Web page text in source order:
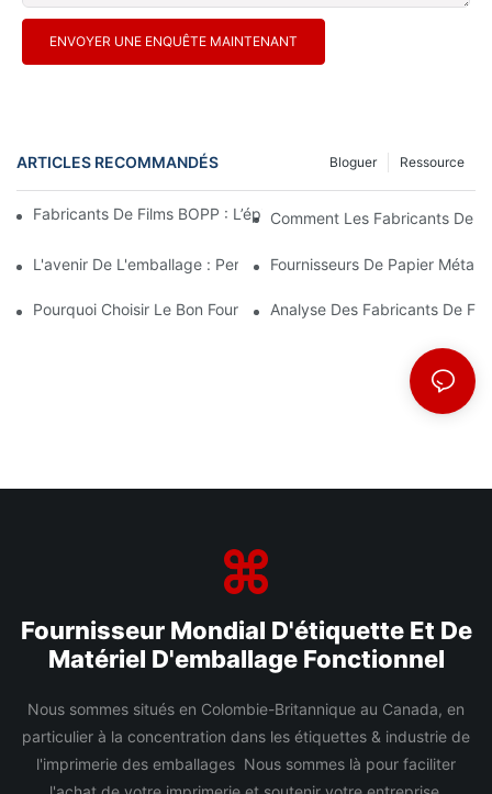
ENVOYER UNE ENQUÊTE MAINTENANT
ARTICLES RECOMMANDÉS Ressource
Bloguer
Fabricants De Films BOPP : L’épine Dorsale De L’emballage
Comment Les Fabricants De
L'avenir De L'emballage : Perspectives Des Principaux
Fournisseurs De Papier
Pourquoi Choisir Le Bon Fournisseur De Film BOPP Est
Analyse Des Fabricants De
Fournisseur Mondial D'étiquette Et De
Matériel D'emballage Fonctionnel
Nous sommes situés en Colombie-Britannique au Canada, en
particulier à la concentration dans les étiquettes & industrie de
l'imprimerie des emballages Nous sommes là pour faciliter